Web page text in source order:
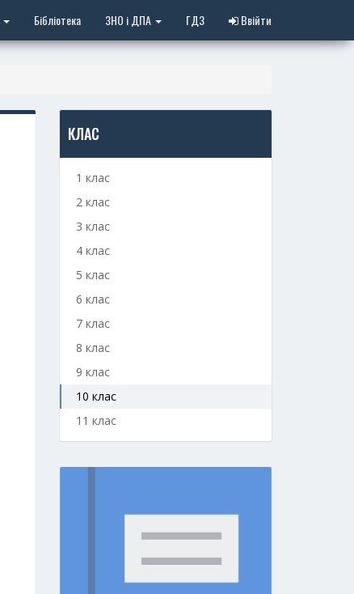
Бібліотека ЗНО і ДПА ГДЗ Ввійти
КЛАС
1 клас
2 клас
3 клас
4 клас
5 клас
6 клас
7 клас
8 клас
9 клас
10 клас
11 клас